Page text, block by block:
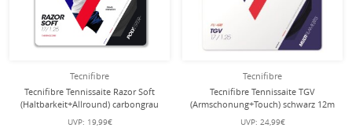
Tecnifibre
Tecnifibre Tennissaite Razor Soft
(Haltbarkeit+Allround) carbongrau
12m Set
UVP: 19,99€
Tecnifibre
Tecnifibre Tennissaite TGV
(Armschonung+Touch) schwarz 12m
Set
UVP: 24,99€